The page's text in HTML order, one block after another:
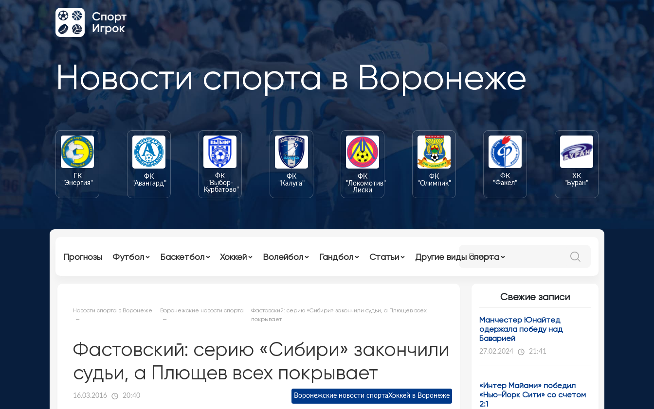
Новости спорта в Воронеже
ГК
"Энергия"
ФК
"Авангард"
ФК
"Выбор-
Курбатово"
ФК
"Калуга"
ФК
"Локомотив"
Лиски
ФК
"Олимпик"
ФК
"Факел"
ХК
"Буран"
Прогнозы Футбол Баскетбол Хоккей Волейбол Гандбол Статьи Другие виды спорта
Новости спорта в Воронеже Воронежские новости спорта
Фастовский: серию «Сибири» закончили судьи, а Плющев всех
покрывает
Фастовский: серию «Сибири» закончили
судьи, а Плющев всех покрывает
16.03.2016 20:40 Воронежские новости спортаХоккей в Воронеже
Свежие записи
Манчестер Юнайтед
одержала победу над
Баварией
27.02.2024 21:41
«Интер Майами» победил
«Нью-Йорк Сити» со счетом
2:1